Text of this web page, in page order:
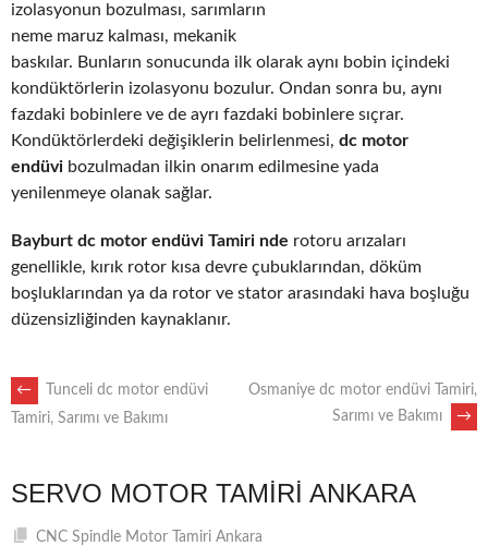
izolasyonun bozulması, sarımların
neme maruz kalması, mekanik
baskılar. Bunların sonucunda ilk olarak aynı bobin içindeki
kondüktörlerin izolasyonu bozulur. Ondan sonra bu, aynı
fazdaki bobinlere ve de ayrı fazdaki bobinlere sıçrar.
Kondüktörlerdeki değişiklerin belirlenmesi, dc motor
endüvi bozulmadan ilkin onarım edilmesine yada
yenilenmeye olanak sağlar.
Bayburt dc motor endüvi Tamiri nde rotoru arızaları
genellikle, kırık rotor kısa devre çubuklarından, döküm
boşluklarından ya da rotor ve stator arasındaki hava boşluğu
düzensizliğinden kaynaklanır.
POST
←
Tunceli dc motor endüvi
Tamiri, Sarımı ve Bakımı
Osmaniye dc motor endüvi Tamiri,
Sarımı ve Bakımı
→
SERVO MOTOR TAMIRI ANKARA
CNC Spindle Motor Tamiri Ankara